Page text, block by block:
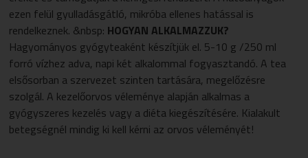
ezen felül gyulladásgátló, mikróba ellenes hatással is
rendelkeznek. &nbsp: HOGYAN ALKALMAZZUK?
Hagyományos gyógyteaként készítjük el. 5-10 g /250 ml
forró vízhez adva, napi két alkalommal fogyasztandó. A tea
elsősorban a szervezet szinten tartására, megelőzésre
szolgál. A kezelőorvos véleménye alapján alkalmas a
gyógyszeres kezelés vagy a diéta kiegészítésére. Kialakult
betegségnél mindig ki kell kérni az orvos véleményét!